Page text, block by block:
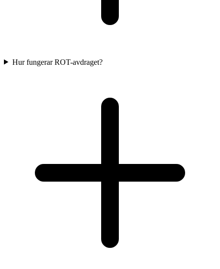
Hur fungerar ROT-avdraget?